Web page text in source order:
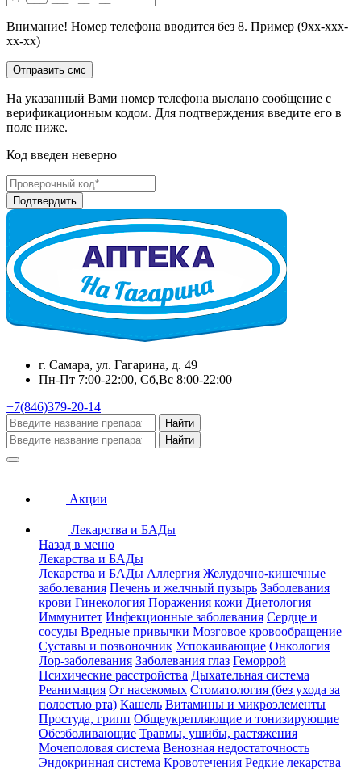
Внимание! Номер телефона вводится без 8. Пример (9хх-ххх-
хх-хх)
На указанный Вами номер телефона выслано сообщение с
верификационным кодом. Для подтверждения введите его в
поле ниже.
Код введен неверно
г. Самара, ул. Гагарина, д. 49
Пн-Пт 7:00-22:00, Сб,Вс 8:00-22:00
+7(846)379-20-14
Найти
Найти
Акции
Лекарства и БАДы
Назад в меню
Лекарства и БАДы
Лекарства и БАДы Аллергия Желудочно-кишечные
заболевания Печень и желчный пузырь Заболевания
крови Гинекология Поражения кожи Диетология
Иммунитет Инфекционные заболевания Сердце и
сосуды Вредные привычки Мозговое кровообращение
Суставы и позвоночник Успокаивающие Онкология
Лор-заболевания Заболевания глаз Геморрой
Психические расстройства Дыхательная система
Реанимация От насекомых Стоматология (без ухода за
полостью рта) Кашель Витамины и микроэлементы
Простуда, грипп Общеукрепляющие и тонизирующие
Обезболивающие Травмы, ушибы, растяжения
Мочеполовая система Венозная недостаточность
Эндокринная система Кровотечения Редкие лекарства